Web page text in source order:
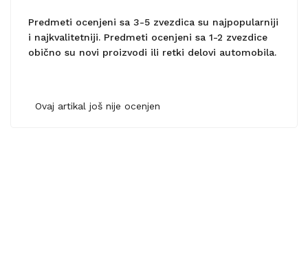
Predmeti ocenjeni sa 3-5 zvezdica su najpopularniji
i najkvalitetniji. Predmeti ocenjeni sa 1-2 zvezdice
obično su novi proizvodi ili retki delovi automobila.
Ovaj artikal još nije ocenjen